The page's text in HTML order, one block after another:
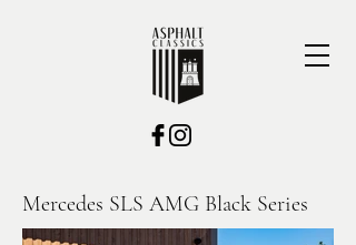
Mercedes SLS AMG Black Series